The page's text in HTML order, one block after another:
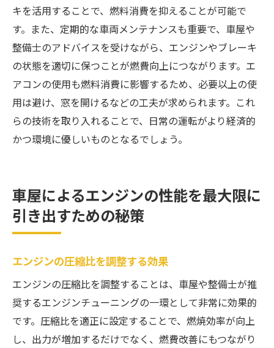
キを活用することで、燃料消費を抑えることが可能で
す。また、定期的な車両メンテナンスも重要で、車屋や
整備士のアドバイスを受けながら、エンジンやブレーキ
の状態を適切に保つことが燃費向上につながります。エ
アコンの使用も燃料消費に影響するため、必要以上の使
用は避け、窓を開けるなどの工夫が求められます。これ
らの技術を取り入れることで、日常の運転がより経済的
かつ環境に優しいものとなるでしょう。
車屋によるエンジンの性能を最大限に
引き出すための秘策
エンジンの圧縮比を調整する効果
エンジンの圧縮比を調整することは、車屋や整備士が推
奨するエンジンチューニングの一環として非常に効果的
です。圧縮比を適正に設定することで、燃焼効率が向上
し、出力が増加するだけでなく、燃費改善にもつながり